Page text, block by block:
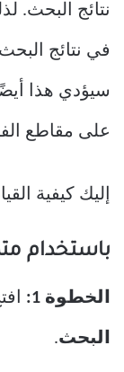
في نتائج
سيؤدي هذا
على مقاطع
إليك كيفية
باستخدام
الخطوة 1:
البحث.